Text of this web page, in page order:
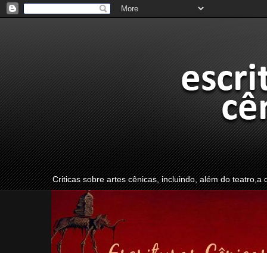
Criticas sobre artes cênicas, incluindo, além do